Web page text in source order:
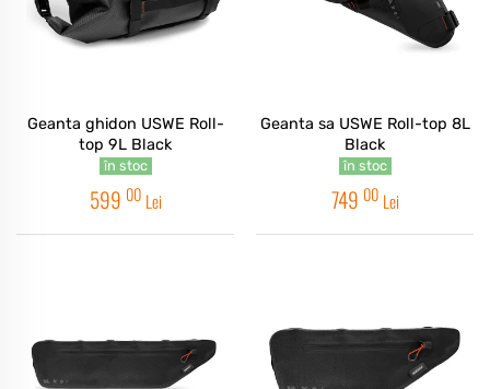
Geanta ghidon USWE Roll-
top 9L Black
în stoc
599 00 Lei
Geanta sa USWE Roll-top 8L
Black
în stoc
749 00 Lei